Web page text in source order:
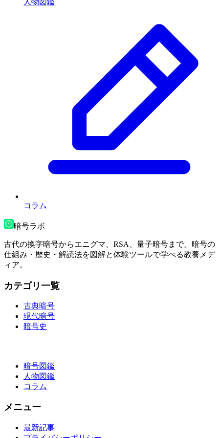
コラム
暗号ラボ
古代の換字暗号からエニグマ、RSA、量子暗号まで。暗号の
仕組み・歴史・解読法を図解と体験ツールで学べる教養メデ
ィア。
カテゴリ一覧
古典暗号
現代暗号
暗号史
暗号図鑑
人物図鑑
コラム
メニュー
最新記事